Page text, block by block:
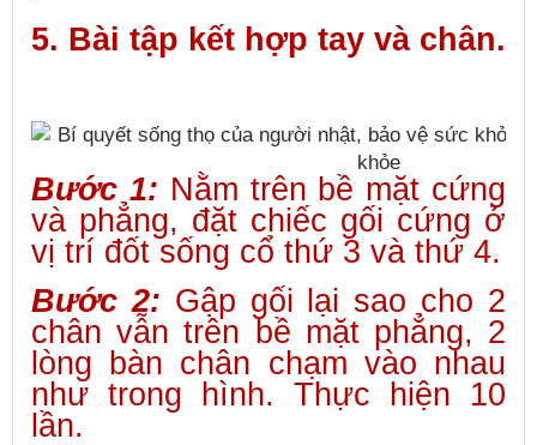
5. Bài tập kết hợp tay và chân.
Bước 1: Nằm trên bề mặt cứng
và phẳng, đặt chiếc gối cứng ở
vị trí đốt sống cổ thứ 3 và thứ 4.
Bước 2: Gập gối lại sao cho 2
chân vẫn trên bề mặt phẳng, 2
lòng bàn chân chạm vào nhau
như trong hình. Thực hiện 10
lần.